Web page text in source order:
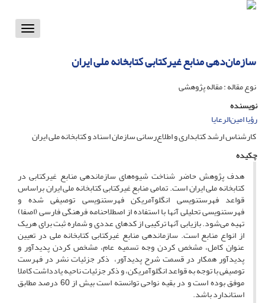
Toggle
سازمان‌دهی منابع غیرکتابی کتابخانه ملی ایران
نوع مقاله : مقاله پژوهشی
نویسنده
رؤیا امین‌الرعایا
کارشناس ارشد کتابداری و اطلاع‌رسانی سازمان اسناد و کتابخانه ملی ایران
چکیده
هدف پژوهش حاضر شناخت شیوه‌های سازماندهی منابع غیرکتابی در
کتابخانه ملی ایران است. تمامی منابع غیرکتابی کتابخانه ملی ایران براساس
قواعد فهرستنویسی انگلوآمریکن فهرستنویسی توصیفی شده و
فهرستنویسی تحلیلی آنها با استفاده از اصطلاحنامه فرهنگی فارسی (اصفا)
تهیه می‌شود. بازیابی آنها ترکیبی از کدهای عددی و شماره ثبت برای هریک
از انواع منابع است. سازماندهی منابع غیرکتابی کتابخانه ملی در تعیین
عنوان کامل، مشخص کردن وجه تسمیه عام، مشخص کردن پدیدآور و
پدیدآور همکار در قسمت شرح پدیدآور، ذکر جزئیات نشر در فهرست
توصیفی با توجه به قواعد انگلوآمریکن، و ذکر جزئیات ناحیه یادداشت کاملا
موفق بوده است و در بقیه نواحی توانسته است بیش از 60 درصد مطابق
استاندارد باشد.